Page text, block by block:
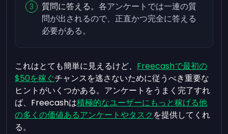
質問に答える。各アンケートでは一連の質
問が出されるので、正直かつ完全に答える
必要がある。
これはとても簡単に見えるけど、 Freecashで最初の
$50を稼ぐチャンスを逃さないために従うべき重要な
ヒントがいくつかある。アンケートをうまく完了すれ
ば、Freecashは積極的なユーザーにもっと稼げる他
の多くの価値あるアンケートやタスク を提供してくれ
る。